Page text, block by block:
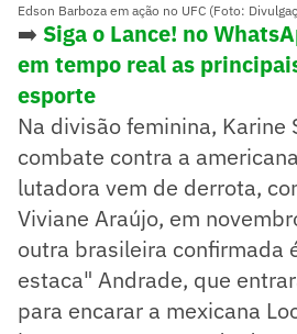
Edson Barboza em ação no UFC (Foto:
➡️ Siga o Lance! no
em tempo real as
esporte
Na divisão feminina, Karine
combate contra a
lutadora vem de derrota,
Viviane Araújo, em
outra brasileira confirmada
estaca" Andrade, que
para encarar a mexicana